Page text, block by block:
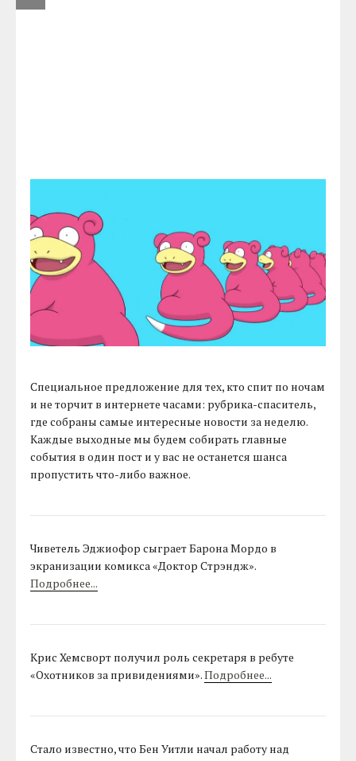
Специальное предложение для тех, кто спит по ночам
и не торчит в интернете часами: рубрика-спаситель,
где собраны самые интересные новости за неделю.
Каждые выходные мы будем собирать главные
события в один пост и у вас не останется шанса
пропустить что-либо важное.
Чиветель Эджиофор сыграет Барона Мордо в
экранизации комикса «Доктор Стрэндж».
Подробнее...
Крис Хемсворт получил роль секретаря в ребуте
«Охотников за привидениями».Подробнее...
Стало известно, что Бен Уитли начал работу над